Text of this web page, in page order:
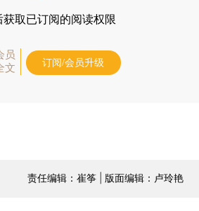
获取已订阅的阅读权限
员
文
订阅/会员升级
责任编辑：崔筝 | 版面编辑：卢玲艳